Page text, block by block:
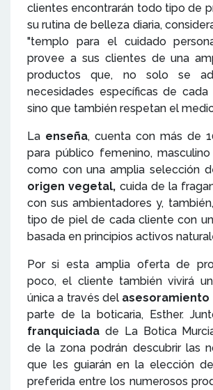
clientes encontrarán todo tipo de
su rutina de belleza diaria,
"templo para el cuidado
provee a sus clientes de una
productos que, no solo se
necesidades específicas de
sino que también respetan el
La enseña, cuenta con más de
para público femenino,
como con una amplia selección
origen vegetal, cuida de la
con sus ambientadores y,
tipo de piel de cada cliente con
basada en principios activos
Por si esta amplia oferta de
poco, el cliente también vivirá
única a través del asesoramiento
parte de la boticaria, Esther.
franquiciada de La Botica
de la zona podrán descubrir las
que les guiarán en la elección
preferida entre los numerosos